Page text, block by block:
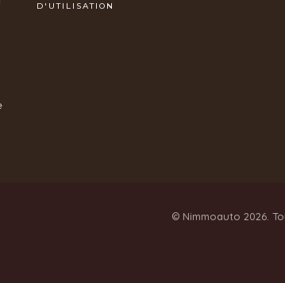
D'UTILISATION
© Nimmoauto 2026.